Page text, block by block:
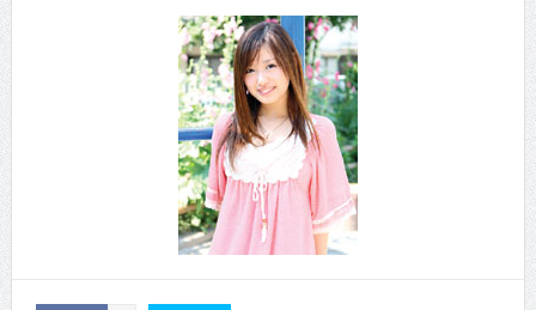
CINEMA×STYLE 287号
CINEMA×STYLE 286号
CINEMA×STYLE 285号
CINEMA×STYLE 294号